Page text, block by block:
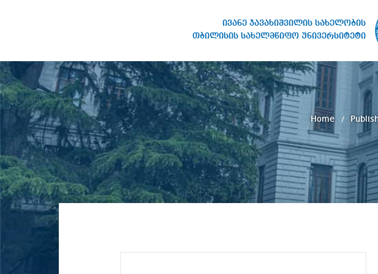
ივანე ჯავახიშვილის სახელობის
თბილისის სახელმწიფო უნივერსიტეტი
STATE UNIVERSITY
Home